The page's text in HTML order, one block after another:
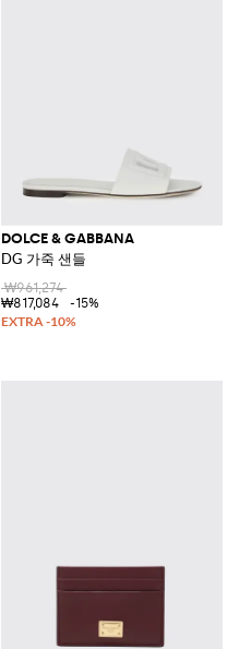
DOLCE & GABBANA
DG 가죽 샌들
₩961,274
₩817,084
-15%